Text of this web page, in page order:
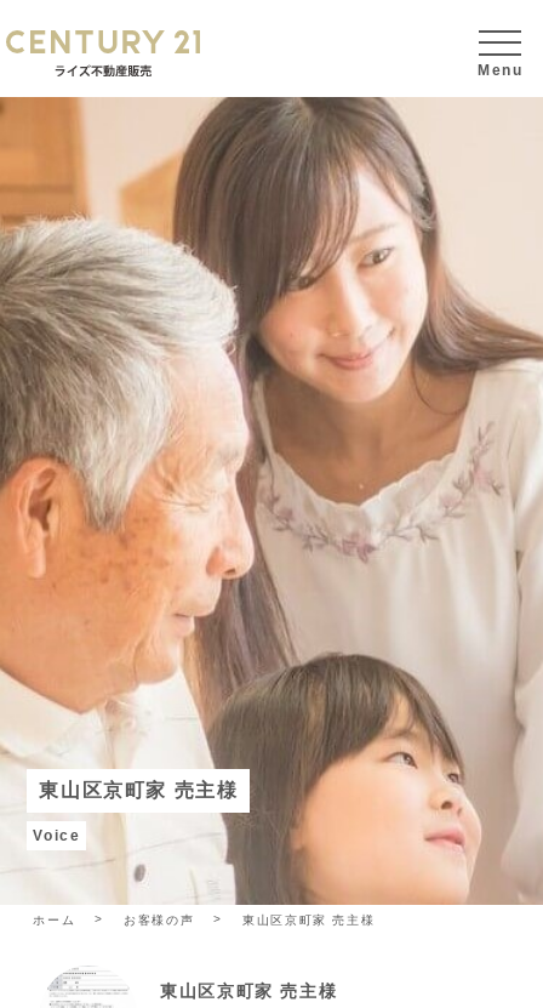
東山区京町家 売主様
Voice
ホーム お客様の声 東山区京町家 売主様
東山区京町家 売主様